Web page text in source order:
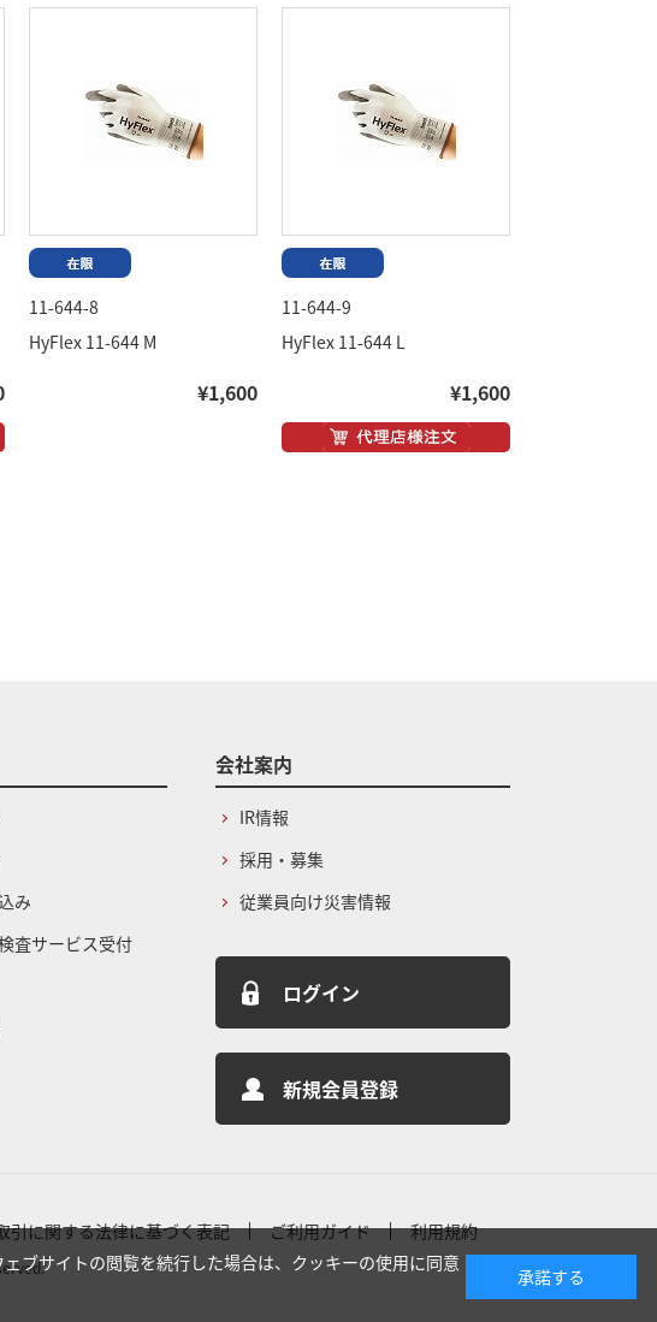
11-644-8
HyFlex 11-644 M
¥1,600
11-644-9
HyFlex 11-644 L
¥1,600
み
査サービス受付
会社案内
IR情報
採用・募集
従業員向け災害情報
ログイン
新規会員登録
引に関する法律に基づく表記 ご利用ガイド 利用規約
ブサイトの閲覧を続行した場合は、クッキーの使用に同意
承諾する